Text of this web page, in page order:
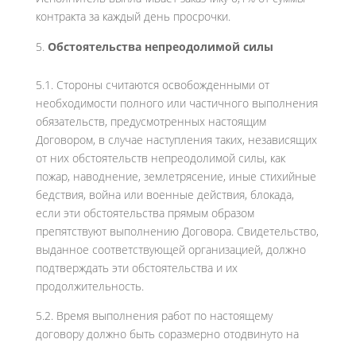
контракта за каждый день просрочки.
Обстоятельства непреодолимой силы
5.1. Стороны считаются освобожденными от
необходимости полного или частичного выполнения
обязательств, предусмотренных настоящим
Договором, в случае наступления таких, независящих
от них обстоятельств непреодолимой силы, как
пожар, наводнение, землетрясение, иные стихийные
бедствия, война или военные действия, блокада,
если эти обстоятельства прямым образом
препятствуют выполнению Договора. Свидетельство,
выданное соответствующей организацией, должно
подтверждать эти обстоятельства и их
продолжительность.
5.2. Время выполнения работ по настоящему
договору должно быть соразмерно отодвинуто на